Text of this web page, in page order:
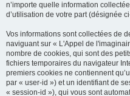
n’importe quelle information
d’utilisation de votre part (désignée
Vos informations sont collectées de
naviguant sur « L'Appel de
nombre de cookies, qui sont des
fichiers temporaires du navigateur
premiers cookies ne contiennent
par « user-id ») et un identifiant de
« session-id »), qui vous sont